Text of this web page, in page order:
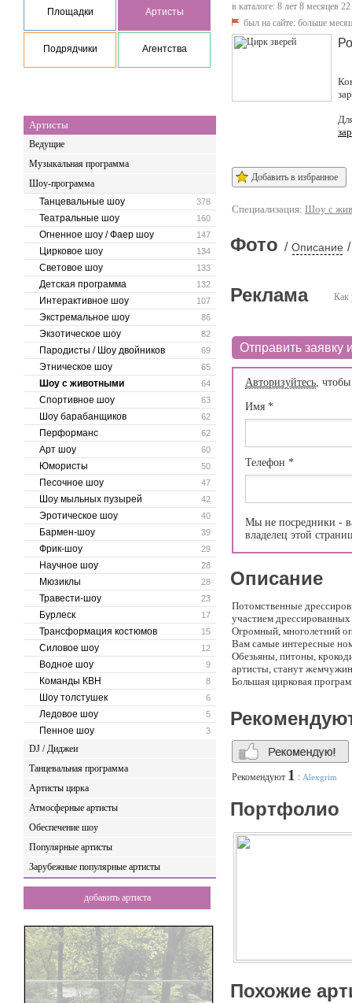
Площадки Артисты
Подрядчики Агентства
Артисты
Ведущие
Музыкальная программа
Шоу-программа
378
Танцевальные шоу
160
Театральные шоу
147
Огненное шоу / Фаер шоу
134
Цирковое шоу
133
Световое шоу
132
Детская программа
107
Интерактивное шоу
86
Экстремальное шоу
82
Экзотическое шоу
69
Пародисты / Шоу двойников
65
Этническое шоу
64
Шоу с животными
63
Спортивное шоу
62
Шоу барабанщиков
62
Перформанс
60
Арт шоу
50
Юмористы
47
Песочное шоу
42
Шоу мыльных пузырей
40
Эротическое шоу
39
Бармен-шоу
29
Фрик-шоу
28
Научное шоу
28
Мюзиклы
23
Травести-шоу
17
Бурлеск
15
Трансформация костюмов
12
Силовое шоу
9
Водное шоу
8
Команды КВН
6
Шоу толстушек
5
Ледовое шоу
3
Пенное шоу
DJ / Диджеи
Танцевальная программа
Артисты цирка
Атмосферные артисты
Обеспечение шоу
Популярные артисты
Зарубежные популярные артисты
добавить артиста
в каталоге: 8 лет 8 месяцев
был на сайте: больше
Добавить в избранное
Специализация: Шоу с
Фото / Описание /
Как
Реклама
Отправить заявку
Авторизуйтесь,
Имя *
Телефон *
Мы не посредники -
владелец этой
Описание
Потомственные
участием
Огромный, многолетний
Вам самые интересные
Обезьяны, питоны,
артисты, станут
Большая цирковая
участвуют в
Беляева ведет
зрителей с обезьянкой
может бесконечно
исполняет
крокодила и повесить
Рекомендуют 1 : Alexgrim
Портфолио
Похожие